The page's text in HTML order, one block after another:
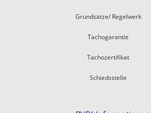
Grundsätze/ Regelwerk
Tachogarantie
Tachozertifikat
Schiedsstelle